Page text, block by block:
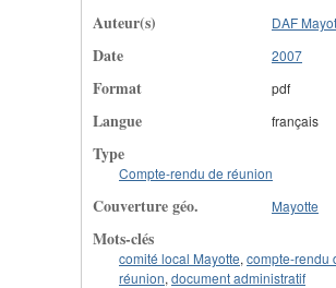
Auteur(s) DAF
Date 2007
Format pdf
Langue français
Type
Compte-rendu de réunion
Couverture géo. Mayotte
Mots-clés
comité local Mayotte, compte-rendu
réunion, document administratif